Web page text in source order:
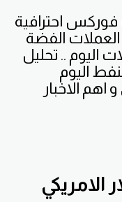
فوركس احترافية
اليوم
الامريكي